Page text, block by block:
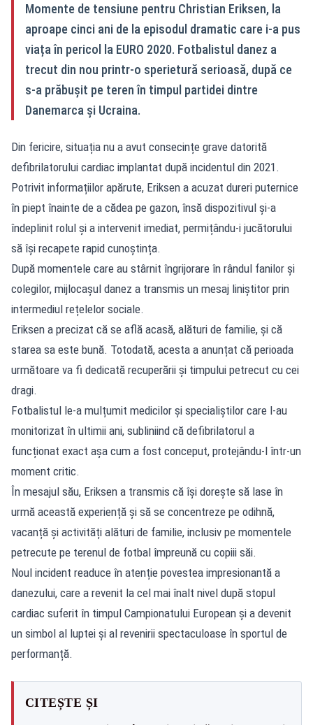
Momente de tensiune pentru Christian Eriksen, la
aproape cinci ani de la episodul dramatic care i-a pus
viața în pericol la EURO 2020. Fotbalistul danez a
trecut din nou printr-o sperietură serioasă, după ce
s-a prăbușit pe teren în timpul partidei dintre
Danemarca și Ucraina.
Din fericire, situația nu a avut consecințe grave datorită
defibrilatorului cardiac implantat după incidentul din 2021.
Potrivit informațiilor apărute, Eriksen a acuzat dureri puternice
în piept înainte de a cădea pe gazon, însă dispozitivul și-a
îndeplinit rolul și a intervenit imediat, permițându-i jucătorului
să își recapete rapid cunoștința.
După momentele care au stârnit îngrijorare în rândul fanilor și
colegilor, mijlocașul danez a transmis un mesaj liniștitor prin
intermediul rețelelor sociale.
Eriksen a precizat că se află acasă, alături de familie, și că
starea sa este bună. Totodată, acesta a anunțat că perioada
următoare va fi dedicată recuperării și timpului petrecut cu cei
dragi.
Fotbalistul le-a mulțumit medicilor și specialiștilor care l-au
monitorizat în ultimii ani, subliniind că defibrilatorul a
funcționat exact așa cum a fost conceput, protejându-l într-un
moment critic.
În mesajul său, Eriksen a transmis că își dorește să lase în
urmă această experiență și să se concentreze pe odihnă,
vacanță și activități alături de familie, inclusiv pe momentele
petrecute pe terenul de fotbal împreună cu copiii săi.
Noul incident readuce în atenție povestea impresionantă a
danezului, care a revenit la cel mai înalt nivel după stopul
cardiac suferit în timpul Campionatului European și a devenit
un simbol al luptei și al revenirii spectaculoase în sportul de
performanță.
CITEȘTE ȘI